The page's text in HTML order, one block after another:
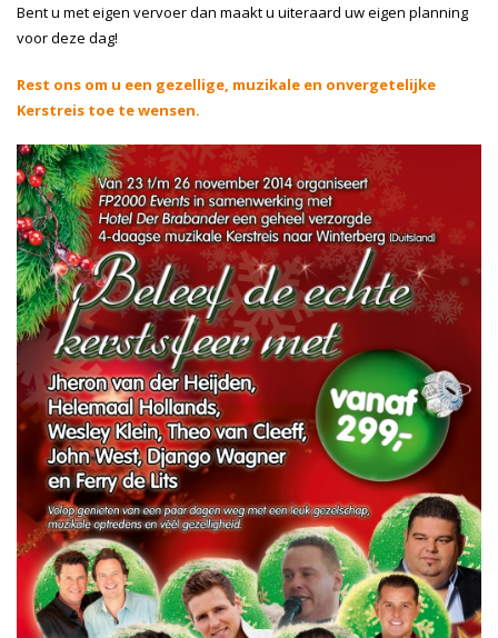
Bent u met eigen vervoer dan maakt u uiteraard uw eigen planning
voor deze dag!
Rest ons om u een gezellige, muzikale en onvergetelijke
Kerstreis toe te wensen.